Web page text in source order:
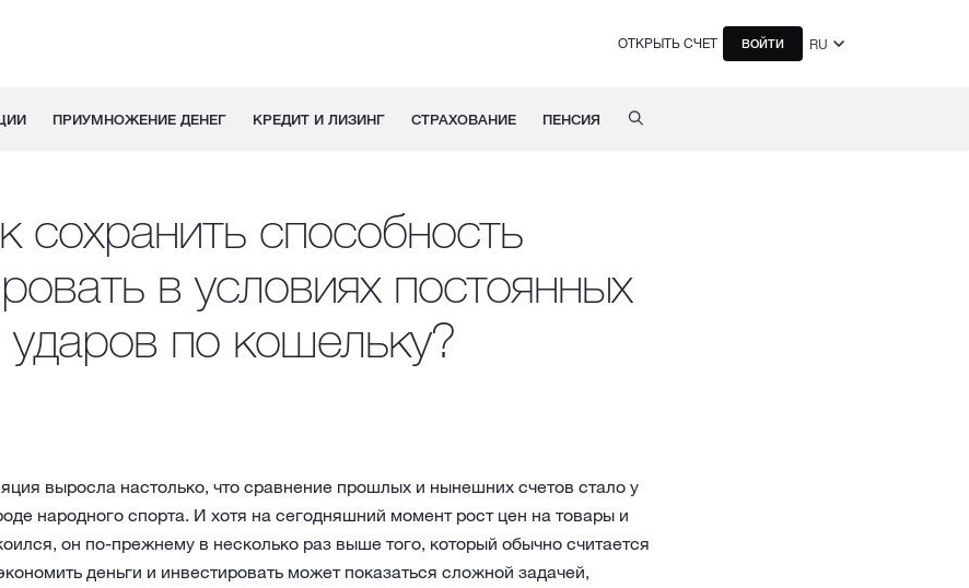
ОТКРЫТЬ СЧЕТ ВОЙТИ RU
ПРИУМНОЖЕНИЕ ДЕНЕГ КРЕДИТ И ЛИЗИНГ СТРАХОВАНИЕ ПЕНСИЯ
сохранить способность
в условиях постоянных
ударов по кошельку?
выросла настолько, что сравнение прошлых и нынешних счетов стало у
народного спорта. И хотя на сегодняшний момент рост цен на товары и
он по-прежнему в несколько раз выше того, который обычно считается
деньги и инвестировать может показаться сложной задачей,